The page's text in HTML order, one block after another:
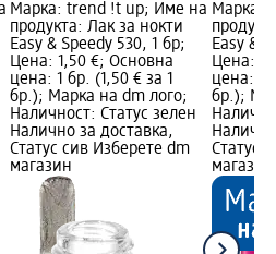
Марка: trend !t up; Име на
продукта: Лак за нокти
Easy & Speedy 530, 1 бр;
Цена: 1,50 €; Основна
цена: 1 бр. (1,50 € за 1
бр.); Марка на dm лого;
Наличност: Статус зелен
Налично за доставка,
Статус сив Изберете dm
магазин
Марка:
Easy &
Цена:
цена: 1
бр.);
Статус
магазин